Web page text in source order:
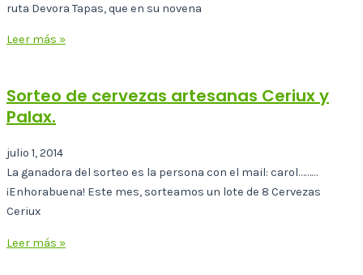
ruta Devora Tapas, que en su novena
Leer más »
Sorteo de cervezas artesanas Ceriux y
Palax.
julio 1, 2014
La ganadora del sorteo es la persona con el mail: carol………
¡Enhorabuena! Este mes, sorteamos un lote de 8 Cervezas
Ceriux
Leer más »